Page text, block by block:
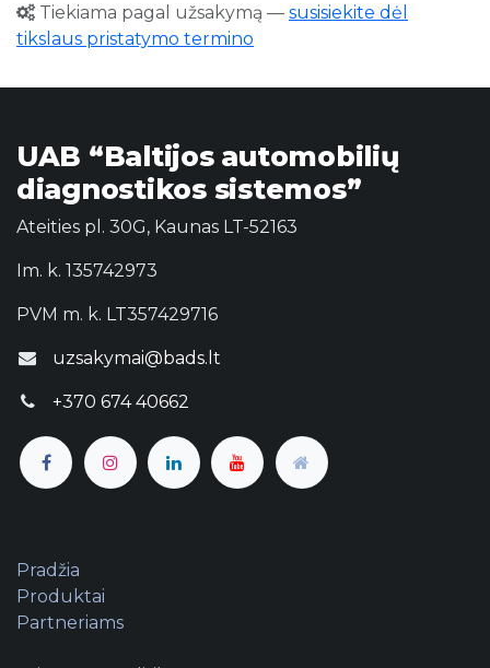
Tiekiama pagal užsakymą — susisiekite dėl
tikslaus pristatymo termino
UAB “Baltijos automobilių
diagnostikos sistemos”
Ateities pl. 30G, Kaunas LT-52163
Im. k. 135742973
PVM m. k. LT357429716
uzsakymai@bads.lt
+370 674 40662
Pradžia
Produktai
Partneriams